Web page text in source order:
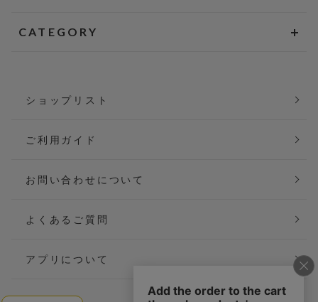
CATEGORY
ショップリスト
ご利用ガイド
お問い合わせについて
よくあるご質問
アプリについて